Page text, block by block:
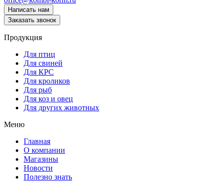
Написать нам
Заказать звонок
Продукция
Для птиц
Для свиней
Для КРС
Для кроликов
Для рыб
Для коз и овец
Для других животных
Меню
Главная
О компании
Магазины
Новости
Полезно знать